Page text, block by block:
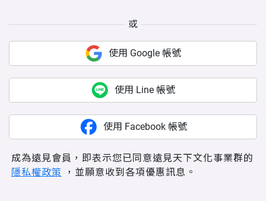
或
使用 Google 帳號
使用 Line 帳號
使用 Facebook 帳號
成為遠見會員，即表示您已同意遠見天下文化事業群的
隱私權政策 ，並願意收到各項優惠訊息。